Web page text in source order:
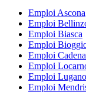
Emploi Ascona
Emploi
Emploi Biasca
Emploi
Emploi
Emploi
Emploi Lugano
Emploi